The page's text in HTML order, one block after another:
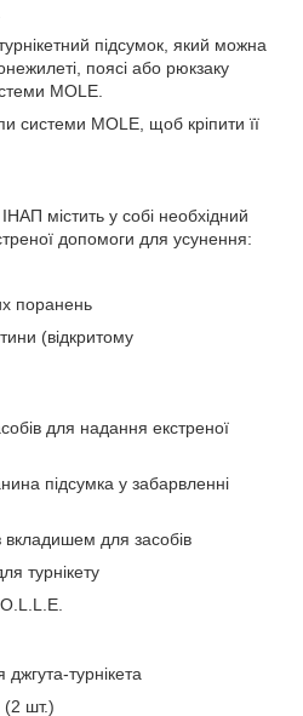
підсумок, який можна
поясі або рюкзаку
MOLE.
системи MOLE, щоб кріпити її
містить у собі необхідний
допомоги для усунення:
поранень
(відкритому
для надання екстреної
підсумка у забарвленні
вкладишем для засобів
турнікету
турнікета
(2 шт.)